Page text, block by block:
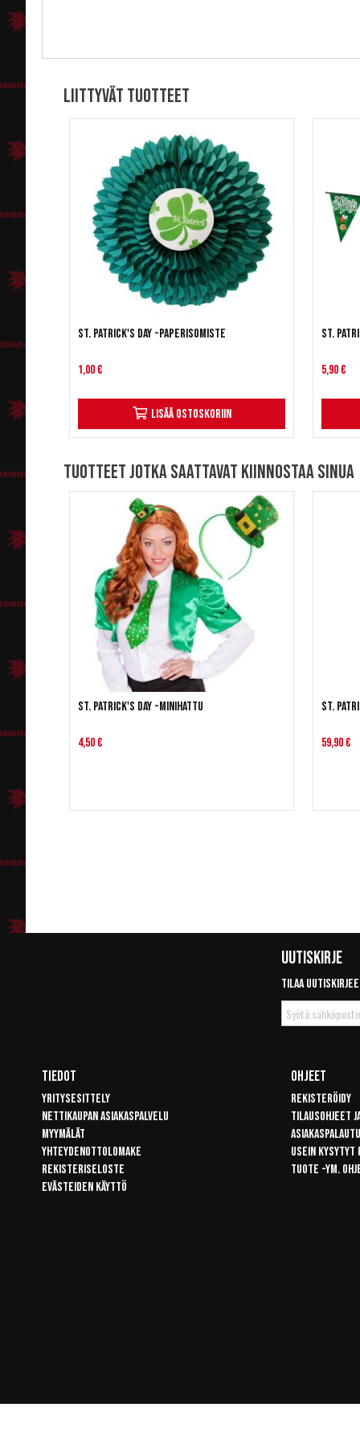
Liittyvät tuotteet
St. Patrick's Day -paperisomiste
1,00 €
Lisää ostoskoriin
St.
5,90 €
Tuotteet jotka saattavat kiinnostaa sinua
St. Patrick's Day -minihattu
4,50 €
St.
59,90 €
Uutiskirje
Tilaa
Tilaa
uutiskirje
Tiedot
Yritysesittely
Nettikaupan asiakaspalvelu
Myymälät
Yhteydenottolomake
Rekisteriseloste
Evästeiden käyttö
Ohjeet
Rekisteröidy
Tilausohjeet
Usein kysytyt
Tuote -ym.